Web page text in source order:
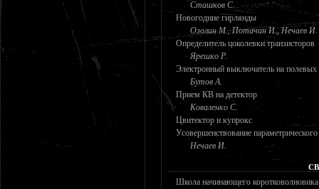
Сташков С.
Новогодние гирлянды
Озолин М., Потачин И., Нечаев И.
Определитель цоколевки транзисторов
Ярешко Р.
Электронный выключатель на полевых
Бутов А.
Прием КВ на детектор
Коваленко С.
Цвитектор и купрокс
Усовершенствование
Нечаев И.
Школа начинающего коротковолновика